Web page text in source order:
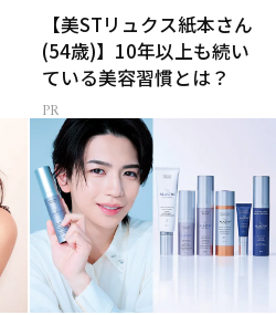
【美STリュクス紙本さん
(54歳)】10年以上も続い
ている美容習慣とは？